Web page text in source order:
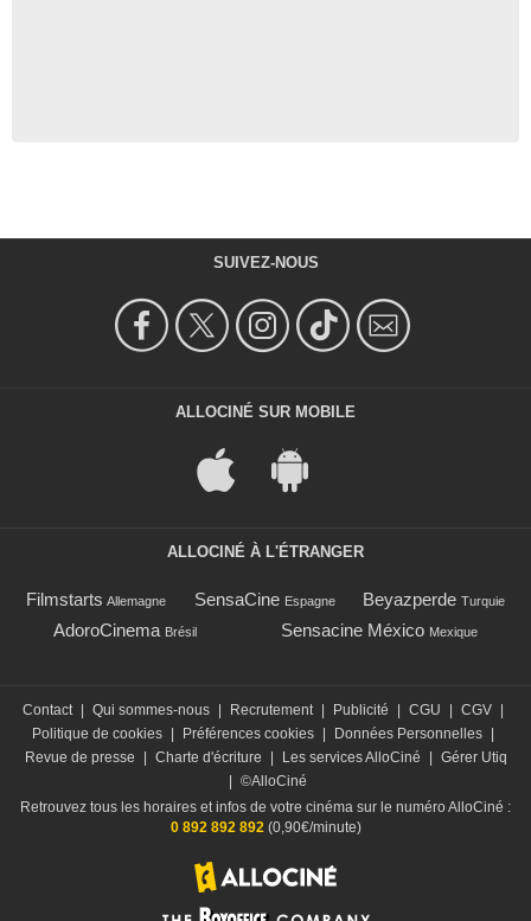
SUIVEZ-NOUS
ALLOCINÉ SUR MOBILE
ALLOCINÉ À L'ÉTRANGER
Filmstarts Allemagne SensaCine Espagne Beyazperde Turquie
AdoroCinema Brésil Sensacine México Mexique
Contact Qui sommes-nous Recrutement Publicité CGU CGV
Politique de cookies
Préférences cookies Données Personnelles
Revue de presse
Charte d'écriture Les services AlloCiné
Gérer Utiq
©AlloCiné
Retrouvez tous les horaires et infos de votre cinéma sur le numéro AlloCiné :
0 892 892 892(0,90€/minute)